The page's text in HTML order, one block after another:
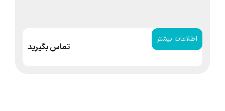
اطلاعات بیشتر
تماس بگیرید